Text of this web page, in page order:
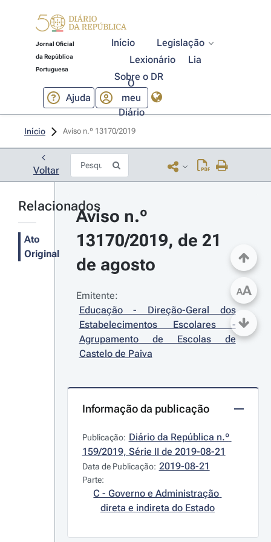
Jornal Oficial
da República
Portuguesa
Início
Legislação
Lexionário
Lia
Sobre o DR
Ajuda
O
meu
Diário
Início Aviso n.º 13170/2019
Voltar
Relacionados
Ato
Original
Aviso n.º
13170/2019, de 21
de agosto
Emitente:
Educação - Direção-Geral dos
Estabelecimentos Escolares -
Agrupamento de Escolas de
Castelo de Paiva
Informação da publicação
Publicação: Diário da República n.º
159/2019, Série II de 2019-08-21
Data de Publicação: 2019-08-21
Parte:
C - Governo e Administração
direta e indireta do Estado
AA